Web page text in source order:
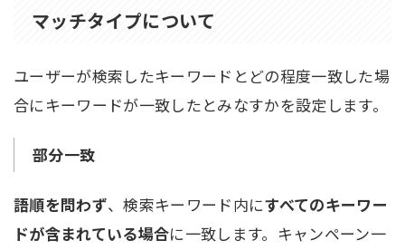
マッチタイプについて
ユーザーが検索したキーワードとどの程度一致した場
合にキーワードが一致したとみなすかを設定します。
部分一致
語順を問わず、検索キーワード内にすべてのキーワー
ドが含まれている場合に一致します。キャンペーン一